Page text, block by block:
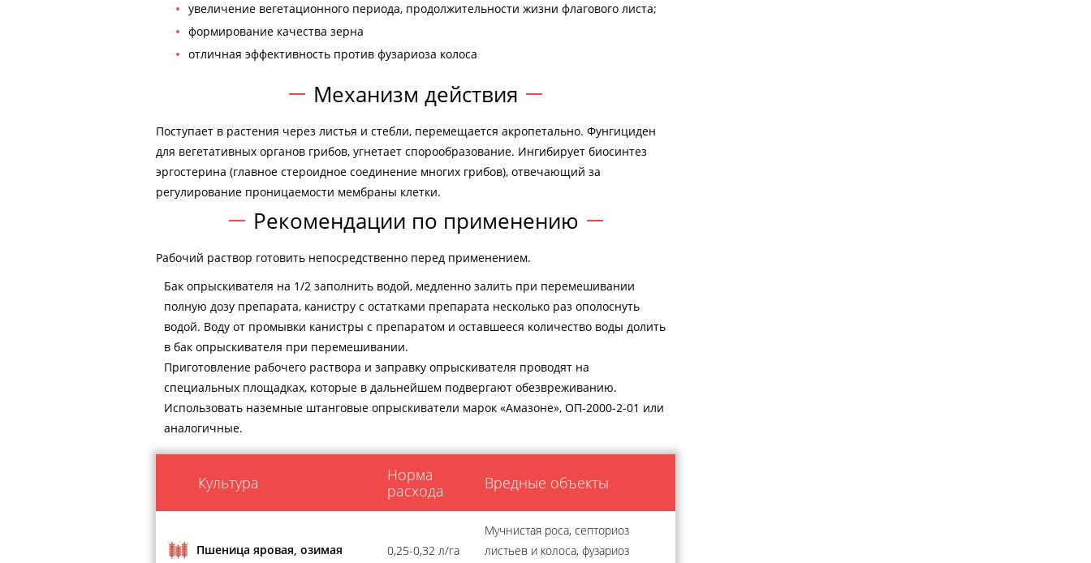
увеличение вегетационного периода, продолжительности жизни флагового листа;
формирование качества зерна
отличная эффективность против фузариоза колоса
Механизм действия
Поступает в растения через листья и стебли, перемещается акропетально. Фунгициден
для вегетативных органов грибов, угнетает спорообразование. Ингибирует биосинтез
эргостерина (главное стероидное соединение многих грибов), отвечающий за
регулирование проницаемости мембраны клетки.
Рекомендации по применению
Рабочий раствор готовить непосредственно перед применением.
Бак опрыскивателя на 1/2 заполнить водой, медленно залить при перемешивании
полную дозу препарата, канистру с остатками препарата несколько раз ополоснуть
водой. Воду от промывки канистры с препаратом и оставшееся количество воды долить
в бак опрыскивателя при перемешивании.
Приготовление рабочего раствора и заправку опрыскивателя проводят на
специальных площадках, которые в дальнейшем подвергают обезвреживанию.
Использовать наземные штанговые опрыскиватели марок «Амазоне», ОП-2000-2-01 или
аналогичные.
Культура
Норма
расхода
Вредные объекты
Пшеница яровая, озимая 0,25-0,32 л/га
Мучнистая роса, септориоз
листьев и колоса, фузариоз